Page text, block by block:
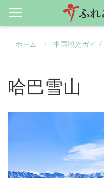
ホーム / 中国観光ガイド
哈巴雪山